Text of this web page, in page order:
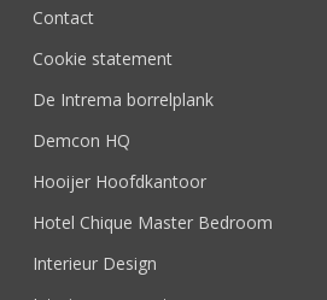
Contact
Cookie statement
De Intrema borrelplank
Demcon HQ
Hooijer Hoofdkantoor
Hotel Chique Master Bedroom
Interieur Design